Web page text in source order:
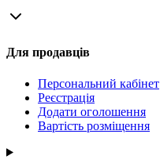
Для продавців
Персональний кабінет
Реєстрація
Додати оголошення
Вартість розміщення